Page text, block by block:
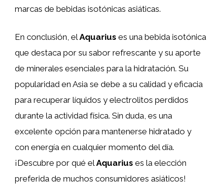
marcas de bebidas isotónicas asiáticas.
En conclusión, elAquarius es una bebida isotónica
que destaca por su sabor refrescante y su aporte
de minerales esenciales para la hidratación. Su
popularidad en Asia se debe a su calidad y eficacia
para recuperar líquidos y electrolitos perdidos
durante la actividad física. Sin duda, es una
excelente opción para mantenerse hidratado y
con energía en cualquier momento del día.
¡Descubre por qué elAquarius es la elección
preferida de muchos consumidores asiáticos!